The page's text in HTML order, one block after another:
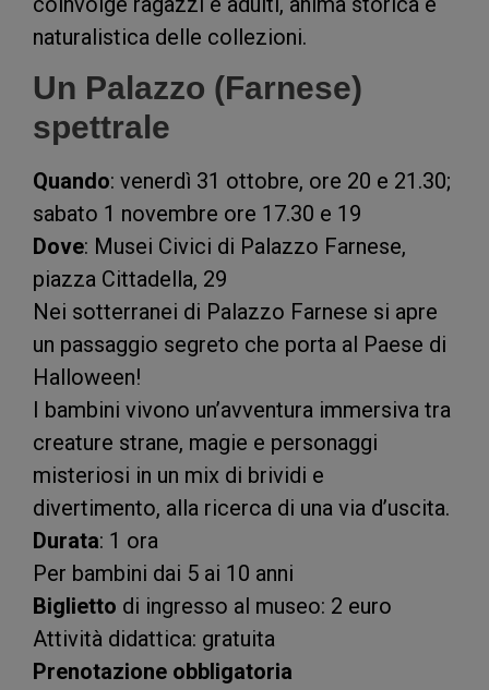
naturalistica delle collezioni.
Un Palazzo (Farnese)
spettrale
Quando: venerdì 31 ottobre, ore 20 e 21.30;
sabato 1 novembre ore 17.30 e 19
Dove: Musei Civici di Palazzo Farnese,
piazza Cittadella, 29
Nei sotterranei di Palazzo Farnese si apre
un passaggio segreto che porta al Paese di
Halloween!
I bambini vivono un’avventura immersiva tra
creature strane, magie e personaggi
misteriosi in un mix di brividi e
divertimento, alla ricerca di una via d’uscita.
Durata: 1 ora
Per bambini dai 5 ai 10 anni
Biglietto di ingresso al museo: 2 euro
Attività didattica: gratuita
Prenotazione obbligatoria